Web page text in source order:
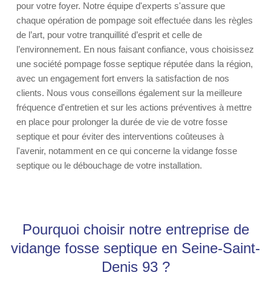
pour votre foyer. Notre équipe d'experts s'assure que
chaque opération de pompage soit effectuée dans les règles
de l’art, pour votre tranquillité d’esprit et celle de
l’environnement. En nous faisant confiance, vous choisissez
une société pompage fosse septique réputée dans la région,
avec un engagement fort envers la satisfaction de nos
clients. Nous vous conseillons également sur la meilleure
fréquence d'entretien et sur les actions préventives à mettre
en place pour prolonger la durée de vie de votre fosse
septique et pour éviter des interventions coûteuses à
l'avenir, notamment en ce qui concerne la vidange fosse
septique ou le débouchage de votre installation.
Pourquoi choisir notre entreprise de
vidange fosse septique en Seine-Saint-
Denis 93 ?